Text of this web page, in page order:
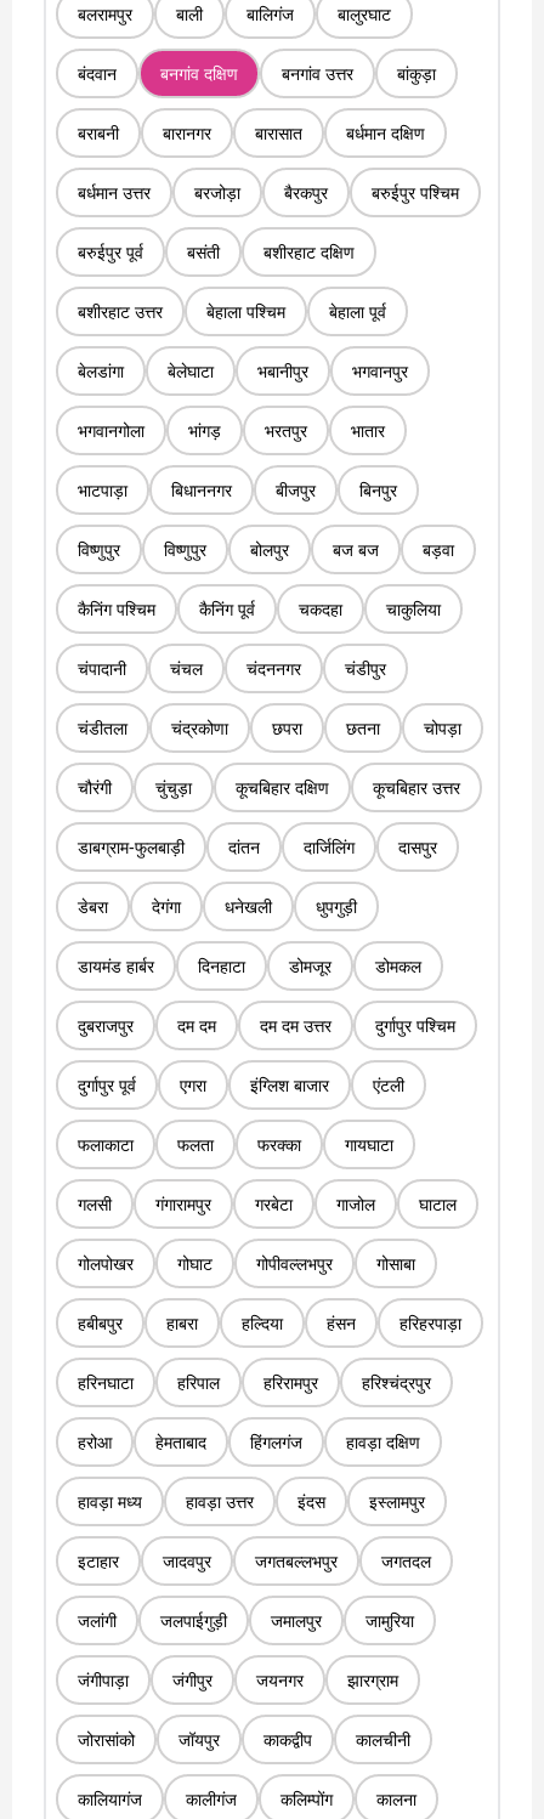
बलरामपुर बाली बालिगंज बालुरघाट
बंदवान बनगांव दक्षिण बनगांव उत्तर बांकुड़ा
बराबनी बारानगर बारासात बर्धमान दक्षिण
बर्धमान उत्तर बरजोड़ा बैरकपुर बरुईपुर पश्चिम
बरुईपुर पूर्व बसंती बशीरहाट दक्षिण
बशीरहाट उत्तर बेहाला पश्चिम बेहाला पूर्व
बेलडांगा बेलेघाटा भबानीपुर भगवानपुर
भगवानगोला भांगड़ भरतपुर भातार
भाटपाड़ा बिधाननगर बीजपुर बिनपुर
विष्णुपुर विष्णुपुर बोलपुर बज बज बड़वा
कैनिंग पश्चिम कैनिंग पूर्व चकदहा चाकुलिया
चंपादानी चंचल चंदननगर चंडीपुर
चंडीतला चंद्रकोणा छपरा छतना चोपड़ा
चौरंगी चुंचुड़ा कूचबिहार दक्षिण कूचबिहार उत्तर
डाबग्राम-फुलबाड़ी दांतन दार्जिलिंग दासपुर
डेबरा देगंगा धनेखली धुपगुड़ी
डायमंड हार्बर दिनहाटा डोमजूर डोमकल
दुबराजपुर दम दम दम दम उत्तर दुर्गापुर पश्चिम
दुर्गापुर पूर्व एगरा इंग्लिश बाजार एंटली
फलाकाटा फलता फरक्का गायघाटा
गलसी गंगारामपुर गरबेटा गाजोल घाटाल
गोलपोखर गोघाट गोपीवल्लभपुर गोसाबा
हबीबपुर हाबरा हल्दिया हंसन हरिहरपाड़ा
हरिनघाटा हरिपाल हरिरामपुर हरिश्चंद्रपुर
हरोआ हेमताबाद हिंगलगंज हावड़ा दक्षिण
हावड़ा मध्य हावड़ा उत्तर इंदस इस्लामपुर
इटाहार जादवपुर जगतबल्लभपुर जगतदल
जलांगी जलपाईगुड़ी जमालपुर जामुरिया
जंगीपाड़ा जंगीपुर जयनगर झारग्राम
जोरासांको जॉयपुर काकद्वीप कालचीनी
कालियागंज कालीगंज कलिम्पोंग कालना